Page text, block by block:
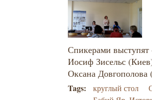
Спикерами выступят
Иосиф Зисельс
Оксана Довгополова
Tags: круглый стол